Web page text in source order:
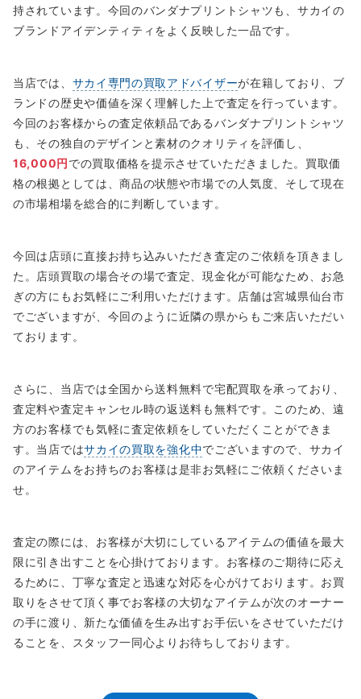
持されています。今回のバンダナプリントシャツも、サカイの
ブランドアイデンティティをよく反映した一品です。
当店では、 サカイ専門の買取アドバイザーが在籍しており、ブ
ランドの歴史や価値を深く理解した上で査定を行っています。
今回のお客様からの査定依頼品であるバンダナプリントシャツ
も、その独自のデザインと素材のクオリティを評価し、
16,000円での買取価格を提示させていただきました。買取価
格の根拠としては、商品の状態や市場での人気度、そして現在
の市場相場を総合的に判断しています。
今回は店頭に直接お持ち込みいただき査定のご依頼を頂きまし
た。店頭買取の場合その場で査定、現金化が可能なため、お急
ぎの方にもお気軽にご利用いただけます。店舗は宮城県仙台市
でございますが、今回のように近隣の県からもご来店いただい
ております。
さらに、当店では全国から送料無料で宅配買取を承っており、
査定料や査定キャンセル時の返送料も無料です。このため、遠
方のお客様でも気軽に査定依頼をしていただくことができま
す。当店ではサカイの買取を強化中でございますので、サカイ
のアイテムをお持ちのお客様は是非お気軽にご依頼くださいま
せ。
査定の際には、お客様が大切にしているアイテムの価値を最大
限に引き出すことを心掛けております。お客様のご期待に応え
るために、丁寧な査定と迅速な対応を心がけております。お買
取りをさせて頂く事でお客様の大切なアイテムが次のオーナー
の手に渡り、新たな価値を生み出すお手伝いをさせていただけ
ることを、スタッフ一同心よりお待ちしております。